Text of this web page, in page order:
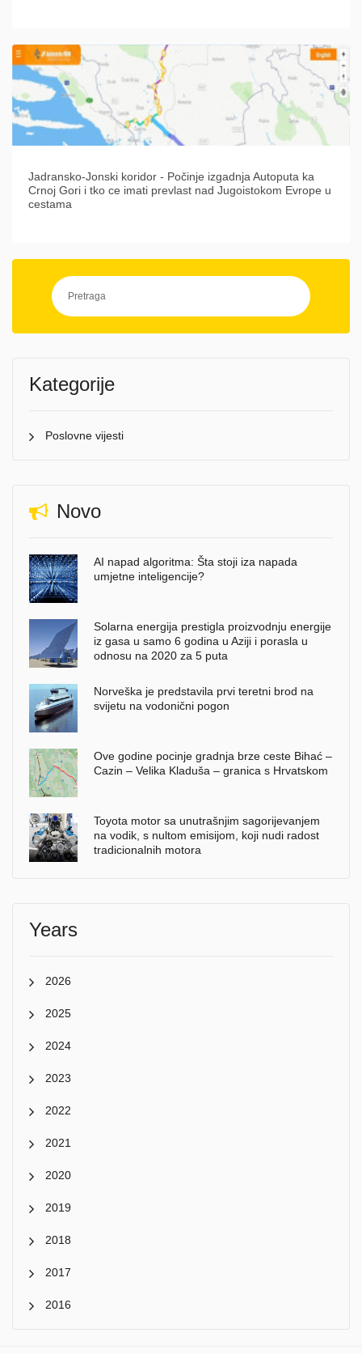
Jadransko-Jonski koridor - Počinje izgadnja Autoputa ka
Crnoj Gori i tko ce imati prevlast nad Jugoistokom Evrope u
cestama
Kategorije
Poslovne vijesti
Novo
AI napad algoritma: Šta stoji iza napada
umjetne inteligencije?
Solarna energija prestigla proizvodnju energije
iz gasa u samo 6 godina u Aziji i porasla u
odnosu na 2020 za 5 puta
Norveška je predstavila prvi teretni brod na
svijetu na vodonični pogon
Ove godine pocinje gradnja brze ceste Bihać –
Cazin – Velika Kladuša – granica s Hrvatskom
Toyota motor sa unutrašnjim sagorijevanjem
na vodik, s nultom emisijom, koji nudi radost
tradicionalnih motora
Years
2026
2025
2024
2023
2022
2021
2020
2019
2018
2017
2016